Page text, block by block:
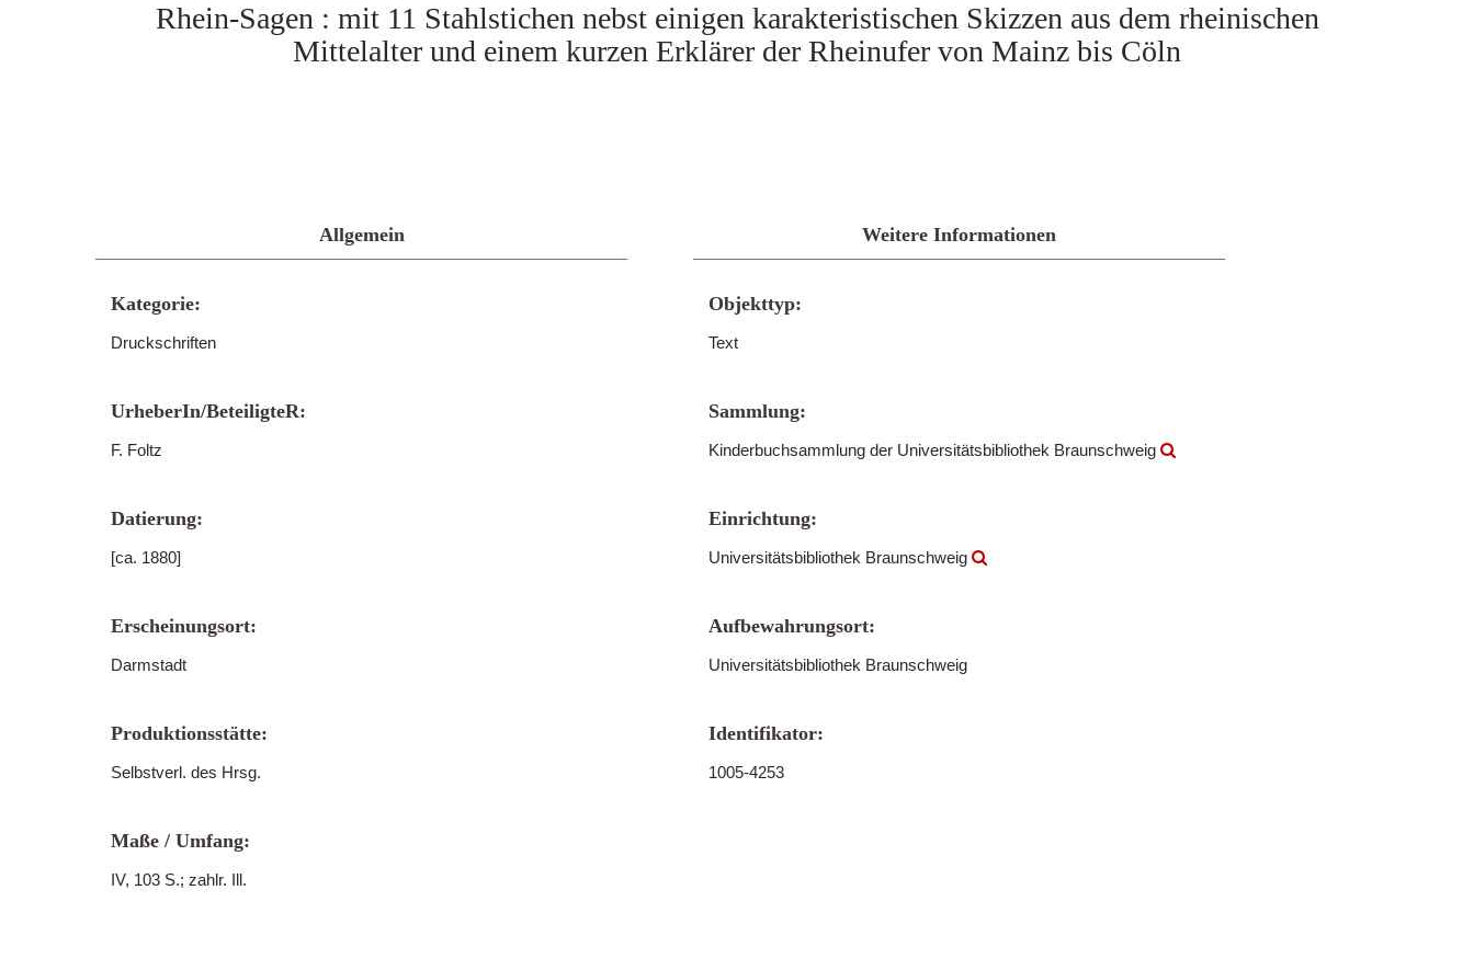
Rhein-Sagen : mit 11 Stahlstichen nebst einigen karakteristischen Skizzen aus dem rheinischen
Mittelalter und einem kurzen Erklärer der Rheinufer von Mainz bis Cöln
Allgemein
Kategorie:
Druckschriften
UrheberIn/BeteiligteR:
F. Foltz
Datierung:
[ca. 1880]
Erscheinungsort:
Darmstadt
Produktionsstätte:
Selbstverl. des Hrsg.
Maße / Umfang:
IV, 103 S.; zahlr. Ill.
Weitere Informationen
Objekttyp:
Text
Sammlung:
Kinderbuchsammlung der Universitätsbibliothek Braunschweig
Einrichtung:
Universitätsbibliothek Braunschweig
Aufbewahrungsort:
Universitätsbibliothek Braunschweig
Identifikator:
1005-4253